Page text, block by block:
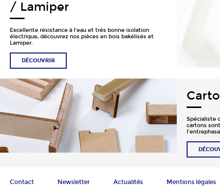
/ Lamiper
Excellente résistance à l'eau et très bonne isolation
électrique, découvrez nos pièces en bois bakélisés et
Lamiper.
DÉCOUVRIR
Spécialiste
cartons
Contact Newsletter Actualités Mentions légales